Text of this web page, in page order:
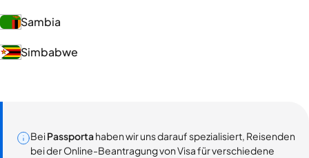
Sambia
Simbabwe
BeiPassportahaben wir uns darauf spezialisiert, Reisenden
bei der Online-Beantragung von Visa für verschiedene